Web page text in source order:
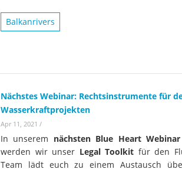
Balkanrivers
Nächstes Webinar: Rechtsinstrumente für
Wasserkraftprojekten
Apr 11, 2021 /
In unserem nächsten Blue Heart
werden wir unser Legal Toolkit für den
Team lädt euch zu einem Austausch